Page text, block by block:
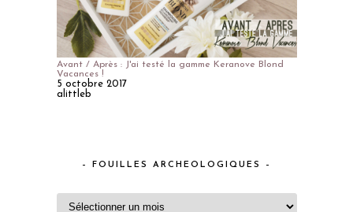
Avant / Après : J'ai testé la gamme Keranove Blond
Vacances !
5 octobre 2017
alittleb
– FOUILLES ARCHEOLOGIQUES –